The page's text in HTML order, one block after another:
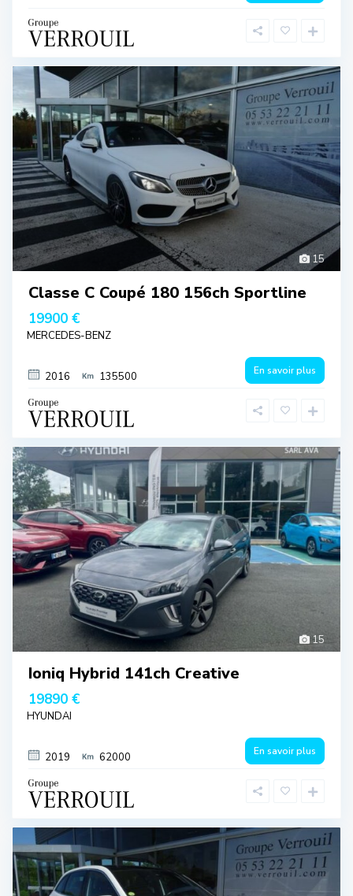
15
Classe C Coupé 180 156ch Sportline
19900 €
MERCEDES-BENZ
2016 135500 En savoir plus
15
Ioniq Hybrid 141ch Creative
19890 €
HYUNDAI
2019 62000 En savoir plus